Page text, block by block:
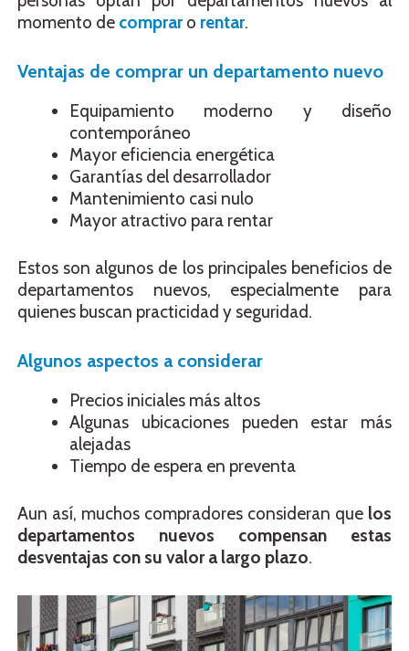
momento de compraro rentar.
Ventajas de comprar un departamento nuevo
Equipamiento moderno y diseño
contemporáneo
Mayor eficiencia energética
Garantías del desarrollador
Mantenimiento casi nulo
Mayor atractivo para rentar
Estos son algunos de los principales beneficios de
departamentos nuevos, especialmente para
quienes buscan practicidad y seguridad.
Algunos aspectos a considerar
Precios iniciales más altos
Algunas ubicaciones pueden estar más
alejadas
Tiempo de espera en preventa
Aun así, muchos compradores consideran que los
departamentos nuevos compensan estas
desventajas con su valor a largo plazo.